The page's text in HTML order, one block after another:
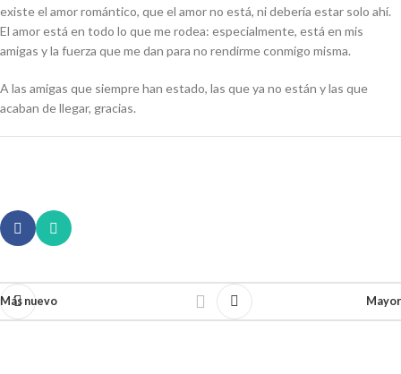
existe el amor romántico, que el amor no está, ni debería estar solo ahí.
El amor está en todo lo que me rodea: especialmente, está en mis
amigas y la fuerza que me dan para no rendirme conmigo misma.
A las amigas que siempre han estado, las que ya no están y las que
acaban de llegar, gracias.
Más nuevo Mayor